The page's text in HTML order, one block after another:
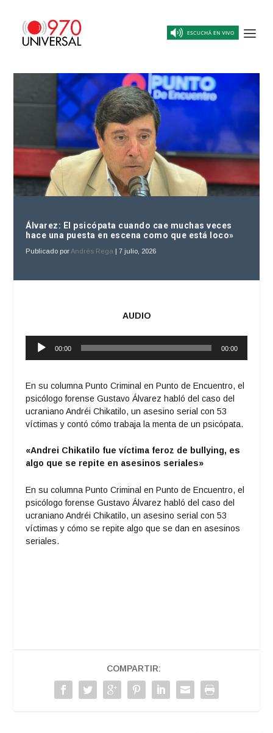
Álvarez: El psicópata cuando cae muchas veces
hace una puesta en escena como que está loco»
Publicado porAndrés Rega |7 julio, 2026
AUDIO
Reproductor
00:00 00:00
En su columna Punto Criminal en Punto de Encuentro, el
psicólogo forense Gustavo Álvarez habló del caso del
ucraniano Andréi Chikatilo, un asesino serial con 53
víctimas y contó cómo trabaja la menta de un psicópata.
«Andrei Chikatilo fue víctima feroz de bullying, es
algo que se repite en asesinos seriales»
En su columna Punto Criminal en Punto de Encuentro, el
psicólogo forense Gustavo Álvarez habló del caso del
ucraniano Andréi Chikatilo, un asesino serial con 53
víctimas y cómo se repite algo que se dan en asesinos
seriales.
COMPARTIR: